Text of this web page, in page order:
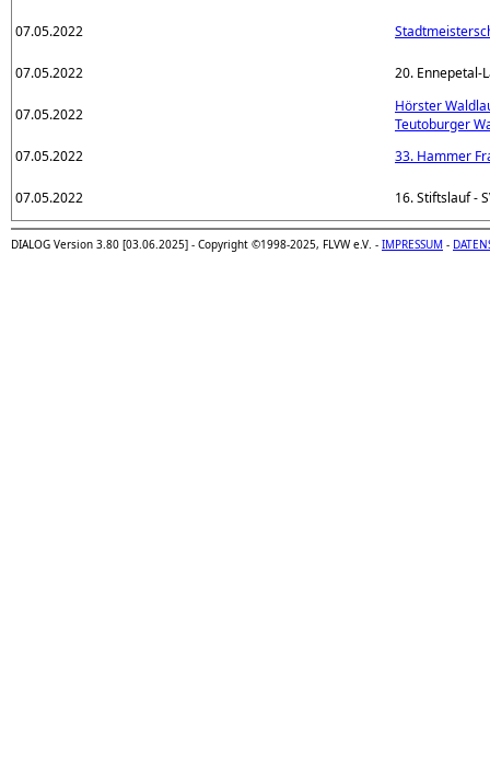
07.05.2022
07.05.2022 20. Ennepetal-
07.05.2022
Hörster
Teutoburger
07.05.2022
33. Hammer
07.05.2022 16. Stiftslauf -
DIALOG Version 3.80 [03.06.2025] - Copyright ©1998-2025, FLVW e.V. - IMPRESSUM -